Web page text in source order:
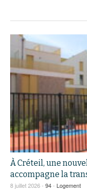
À Créteil, une
accompagne la
8 juillet 2026 - 94- Logement